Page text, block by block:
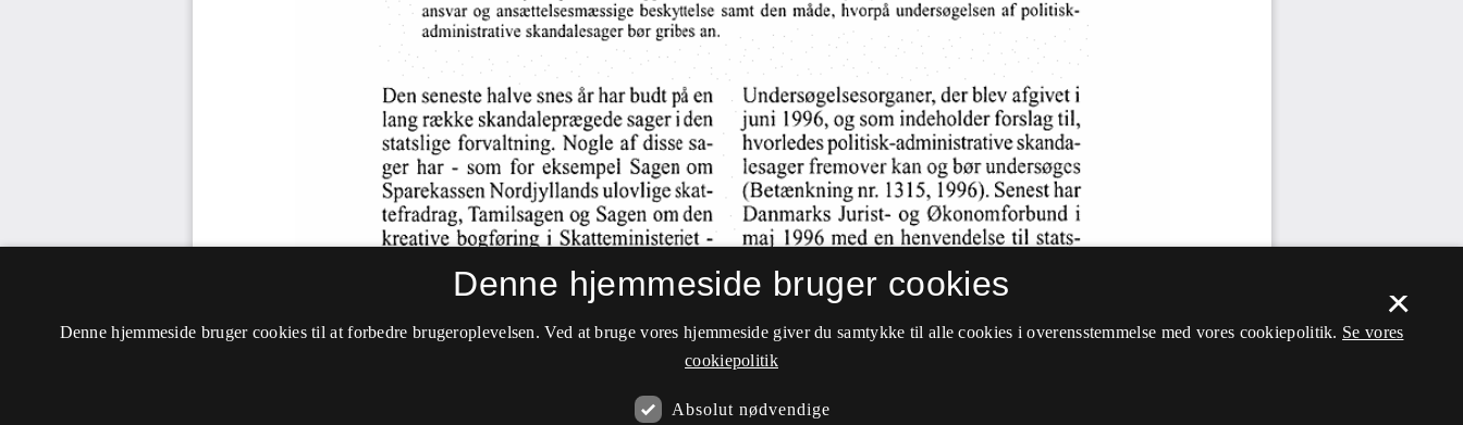
×
Denne hjemmeside bruger cookies
Denne hjemmeside bruger cookies til at forbedre brugeroplevelsen. Ved at bruge vores hjemmeside giver du samtykke til alle cookies i overensstemmelse med vores cookiepolitik. Se vores
cookiepolitik
Absolut nødvendige